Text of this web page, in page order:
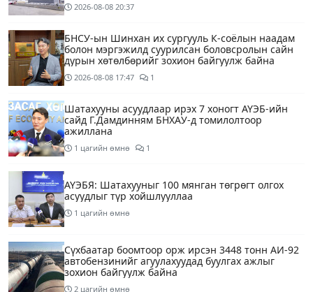
2026-08-08 20:37
БНСУ-ын Шинхан их сургууль К-соёлын наадам
болон мэргэжилд суурилсан боловсролын сайн
дурын хөтөлбөрийг зохион байгуулж байна
2026-08-08 17:47 1
Шатахууны асуудлаар ирэх 7 хоногт АҮЭБ-ийн
сайд Г.Дамдинням БНХАУ-д томилолтоор
ажиллана
1 цагийн өмнө 1
АҮЭБЯ: Шатахууныг 100 мянган төгрөгт олгох
асуудлыг түр хойшлууллаа
1 цагийн өмнө
Сүхбаатар боомтоор орж ирсэн 3448 тонн АИ-92
автобензинийг агуулахуудад буулгах ажлыг
зохион байгуулж байна
2 цагийн өмнө